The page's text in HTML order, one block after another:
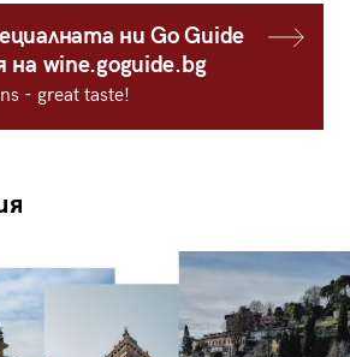
ни Go Guide
на wine.goguide.bg
- great taste!